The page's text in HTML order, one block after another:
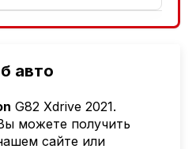
авто
G82 Xdrive 2021.
можете получить
сайте или
7.99% | EUR 6.99%
простого" 18.9%